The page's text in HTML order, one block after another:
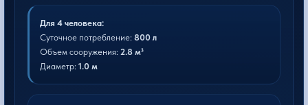
Для 4 человека:
Суточное потребление: 800 л
Объем сооружения: 2.8 м³
Диаметр: 1.0 м